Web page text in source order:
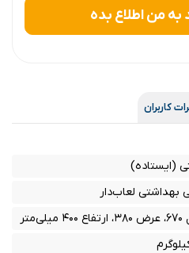
من اطلاع بده
کاربران
(ایستاده)
بهداشتی لعاب‌دار